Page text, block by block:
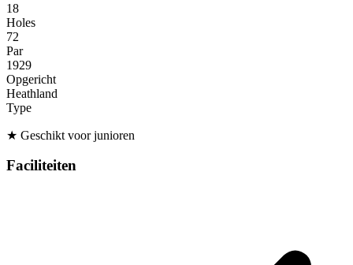
18
Holes
72
Par
1929
Opgericht
Heathland
Type
★ Geschikt voor junioren
Faciliteiten